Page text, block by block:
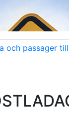
och passager